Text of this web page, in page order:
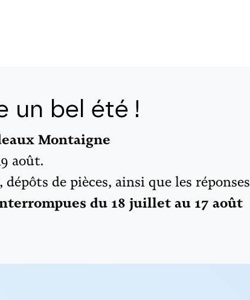
un bel été !
Montaigne
août.
, dépôts de pièces, ainsi que les réponses
du 18 juillet au 17 août